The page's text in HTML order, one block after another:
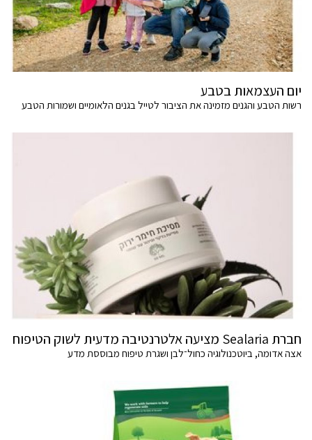
יום העצמאות בטבע
רשות הטבע והגנים מזמינה את הציבור לטייל בגנים הלאומיים ושמורות הטבע
חברת Sealaria מציעה אלטרנטיבה מדעית לשוק הטיפוח
אצה אדומה, ביוטכנולוגיה כחול־לבן ושגרת טיפוח מבוססת מדע